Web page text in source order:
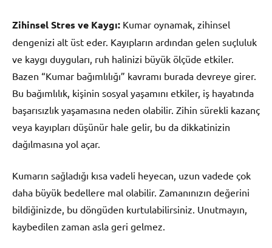
Zihinsel Stres ve Kaygı: Kumar oynamak, zihinsel
dengenizi alt üst eder. Kayıpların ardından gelen suçluluk
ve kaygı duyguları, ruh halinizi büyük ölçüde etkiler.
Bazen “Kumar bağımlılığı” kavramı burada devreye girer.
Bu bağımlılık, kişinin sosyal yaşamını etkiler, iş hayatında
başarısızlık yaşamasına neden olabilir. Zihin sürekli kazanç
veya kayıpları düşünür hale gelir, bu da dikkatinizin
dağılmasına yol açar.
Kumarın sağladığı kısa vadeli heyecan, uzun vadede çok
daha büyük bedellere mal olabilir. Zamanınızın değerini
bildiğinizde, bu döngüden kurtulabilirsiniz. Unutmayın,
kaybedilen zaman asla geri gelmez.